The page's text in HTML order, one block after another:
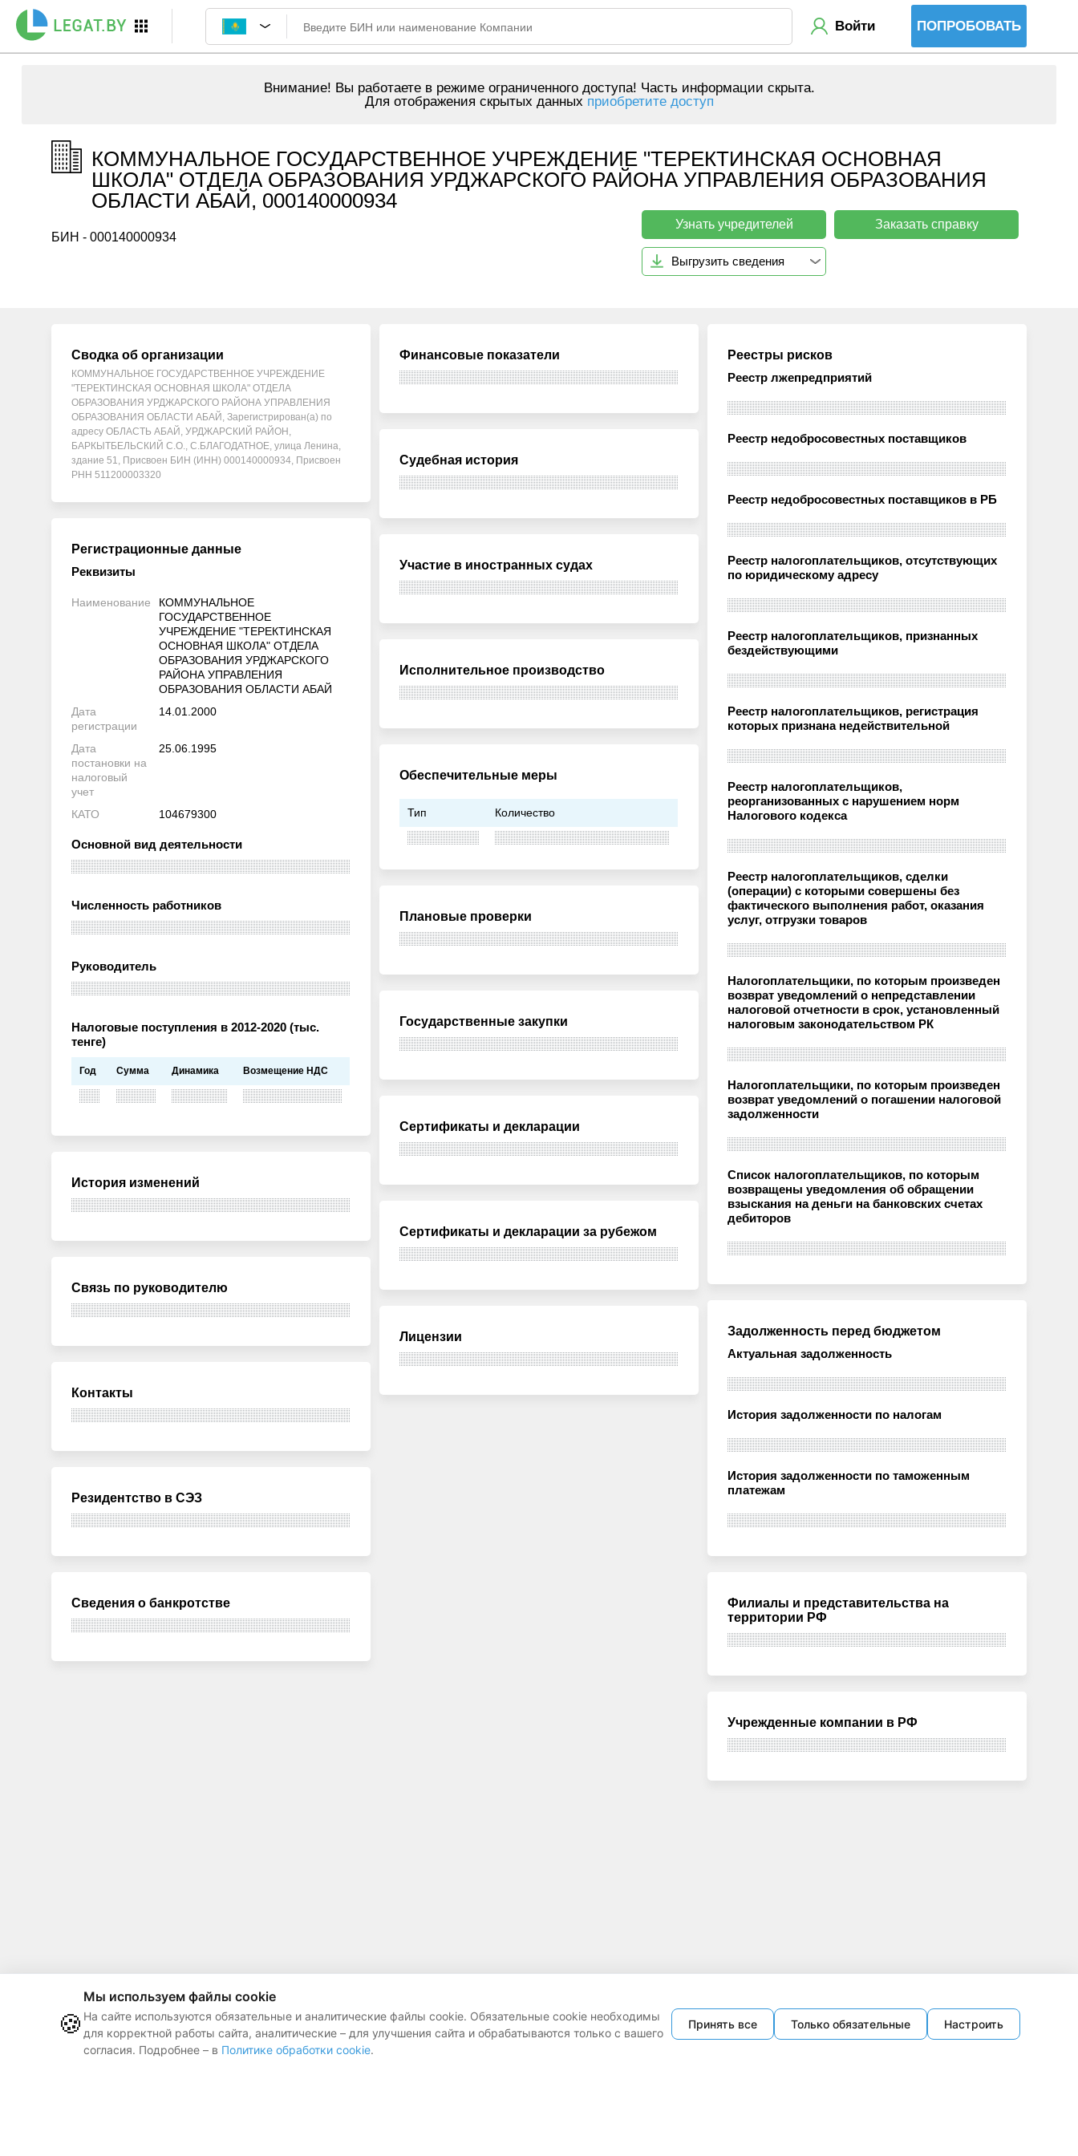
Войти ПОПРОБОВАТЬ
Внимание! Вы работаете в режиме ограниченного доступа! Часть информации скрыта.
Для отображения скрытых данных приобретите доступ
КОММУНАЛЬНОЕ ГОСУДАРСТВЕННОЕ УЧРЕЖДЕНИЕ "ТЕРЕКТИНСКАЯ ОСНОВНАЯ
ШКОЛА" ОТДЕЛА ОБРАЗОВАНИЯ УРДЖАРСКОГО РАЙОНА УПРАВЛЕНИЯ ОБРАЗОВАНИЯ
ОБЛАСТИ АБАЙ, 000140000934
БИН - 000140000934
Узнать учредителей Заказать справку
Выгрузить сведения
Сводка об организации
КОММУНАЛЬНОЕ ГОСУДАРСТВЕННОЕ УЧРЕЖДЕНИЕ
"ТЕРЕКТИНСКАЯ ОСНОВНАЯ ШКОЛА" ОТДЕЛА
ОБРАЗОВАНИЯ УРДЖАРСКОГО РАЙОНА УПРАВЛЕНИЯ
ОБРАЗОВАНИЯ ОБЛАСТИ АБАЙ, Зарегистрирован(а) по
адресу ОБЛАСТЬ АБАЙ, УРДЖАРСКИЙ РАЙОН,
БАРКЫТБЕЛЬСКИЙ С.О., С.БЛАГОДАТНОЕ, улица Ленина,
здание 51, Присвоен БИН (ИНН) 000140000934, Присвоен
РНН 511200003320
Регистрационные данные
Реквизиты
Наименование
КОММУНАЛЬНОЕ
ГОСУДАРСТВЕННОЕ
УЧРЕЖДЕНИЕ "ТЕРЕКТИНСКАЯ
ОСНОВНАЯ ШКОЛА" ОТДЕЛА
ОБРАЗОВАНИЯ УРДЖАРСКОГО
РАЙОНА УПРАВЛЕНИЯ
ОБРАЗОВАНИЯ ОБЛАСТИ АБАЙ
Дата
регистрации
14.01.2000
Дата
постановки на
налоговый
учет
25.06.1995
КАТО 104679300
Основной вид деятельности
Численность работников
Руководитель
Налоговые поступления в 2012-2020 (тыс.
тенге)
Год Сумма Динамика Возмещение НДС
История изменений
Связь по руководителю
Контакты
Резидентство в СЭЗ
Сведения о банкротстве
Финансовые показатели
Судебная история
Участие в иностранных судах
Исполнительное производство
Обеспечительные меры
Тип Количество
Плановые проверки
Государственные закупки
Сертификаты и декларации
Сертификаты и декларации за рубежом
Лицензии
Реестры рисков
Реестр лжепредприятий
Реестр недобросовестных поставщиков
Реестр недобросовестных поставщиков в РБ
Реестр налогоплательщиков, отсутствующих
по юридическому адресу
Реестр налогоплательщиков, признанных
бездействующими
Реестр налогоплательщиков, регистрация
которых признана недействительной
Реестр налогоплательщиков,
реорганизованных с нарушением норм
Налогового кодекса
Реестр налогоплательщиков, сделки
(операции) с которыми совершены без
фактического выполнения работ, оказания
услуг, отгрузки товаров
Налогоплательщики, по которым произведен
возврат уведомлений о непредставлении
налоговой отчетности в срок, установленный
налоговым законодательством РК
Налогоплательщики, по которым произведен
возврат уведомлений о погашении налоговой
задолженности
Список налогоплательщиков, по которым
возвращены уведомления об обращении
взыскания на деньги на банковских счетах
дебиторов
Задолженность перед бюджетом
Актуальная задолженность
История задолженности по налогам
История задолженности по таможенным
платежам
Филиалы и представительства на
территории РФ
Учрежденные компании в РФ
🍪
Мы используем файлы cookie
На сайте используются обязательные и аналитические файлы cookie. Обязательные cookie необходимы
для корректной работы сайта, аналитические – для улучшения сайта и обрабатываются только с вашего
согласия. Подробнее – в Политике обработки cookie.
Принять все Только обязательные Настроить